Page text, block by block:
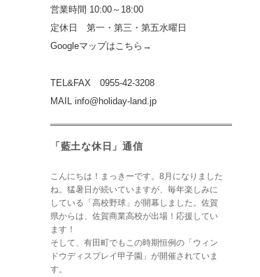
営業時間 10:00～18:00
定休日 第一・第三・第五水曜日
Googleマップはこちら→
TEL&FAX 0955-42-3208
MAIL info@holiday-land.jp
「藍土な休日」通信
こんにちは！まっきーです。8月になりました
ね。猛暑日が続いていますが、毎年楽しみに
している「高校野球」が開幕しました。佐賀
県からは、佐賀商業高校が出場！応援してい
ます！
そして、有田町でもこの時期恒例の「ウィン
ドウディスプレイ甲子園」が開催されていま
す。